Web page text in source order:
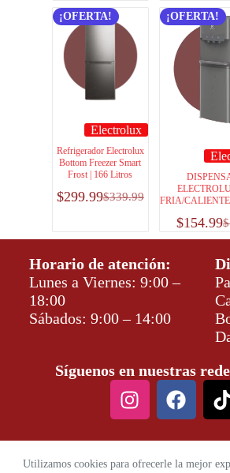
Utilizamos cookies para ofrecerle la mejor
¡OFERTA!
Electrolux
Refrigerador Electrolux
Bottom Freezer Smart
Frost | 166 Litros
$339.99
$299.99
¡OFERTA!
FRIA/
$
$154.99
Horario de atención:
Lunes a Viernes: 9:00 –
18:00
Sábados: 9:00 – 14:00
Síguenos en nuestras